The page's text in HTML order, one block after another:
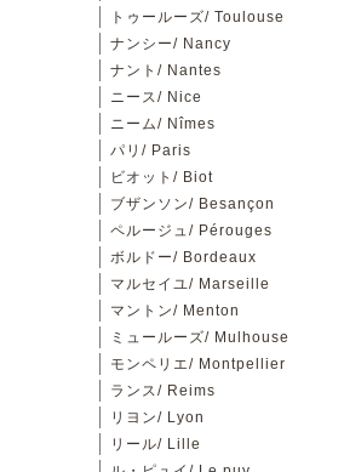
トゥールーズ/ Toulouse
ナンシー/ Nancy
ナント/ Nantes
ニース/ Nice
ニーム/ Nîmes
パリ/ Paris
ビオット/ Biot
ブザンソン/ Besançon
ペルージュ/ Pérouges
ボルドー/ Bordeaux
マルセイユ/ Marseille
マントン/ Menton
ミュールーズ/ Mulhouse
モンペリエ/ Montpellier
ランス/ Reims
リヨン/ Lyon
リール/ Lille